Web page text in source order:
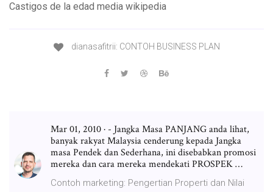
Castigos de la edad media wikipedia
dianasafitrii: CONTOH BUSINESS PLAN
Mar 01, 2010 · - Jangka Masa PANJANG anda lihat,
banyak rakyat Malaysia cenderung kepada Jangka
masa Pendek dan Sederhana, ini disebabkan promosi
mereka dan cara mereka mendekati PROSPEK …
Contoh marketing: Pengertian Properti dan Nilai